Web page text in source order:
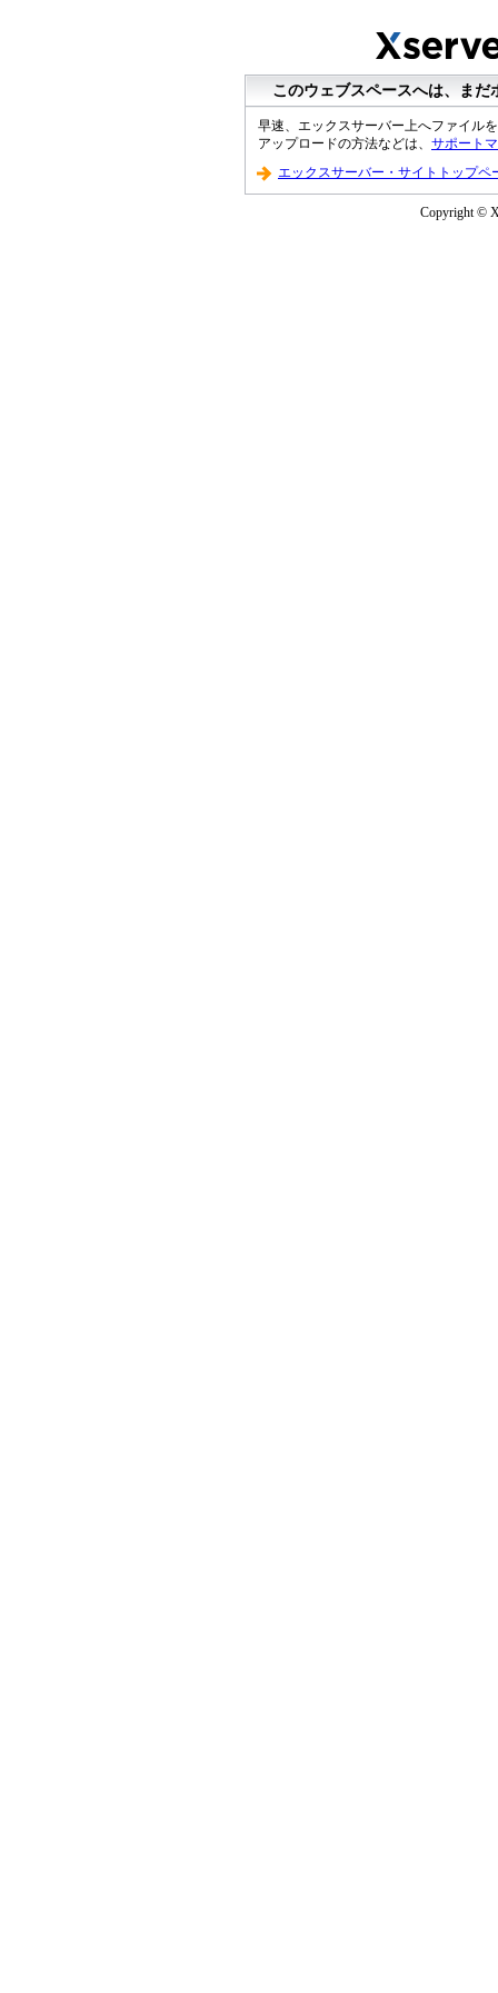
このウェブスペースへは、ま
早速、エックスサーバー上へファイル
アップロードの方法などは、 サポート
エックスサーバー・サイトトップペ
Copyright ©